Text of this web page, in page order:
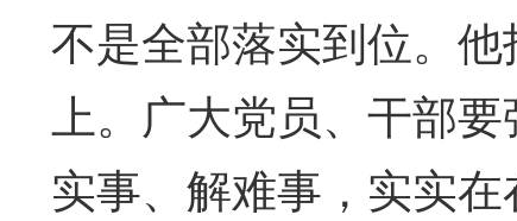
不是全部落实到位。
上。广大党员、干部
实事、解难事，实实在